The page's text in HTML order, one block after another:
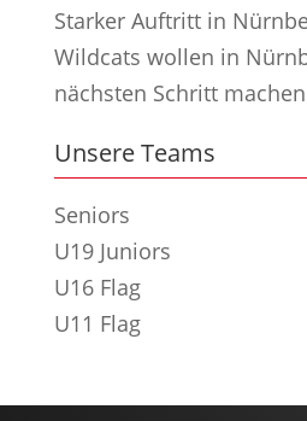
Starker Auftritt in
Wildcats wollen in
nächsten Schritt machen
Unsere Teams
Seniors
U19 Juniors
U16 Flag
U11 Flag